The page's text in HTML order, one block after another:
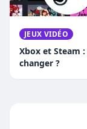
JEUX VIDÉO
Xbox et Steam
changer ?